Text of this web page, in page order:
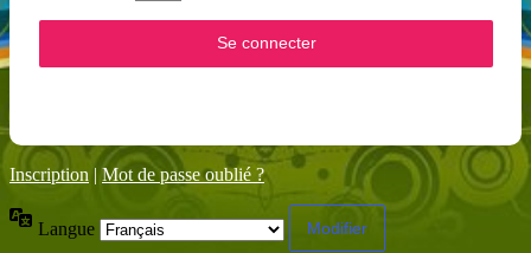
Inscription | Mot de passe oublié ?
Langue